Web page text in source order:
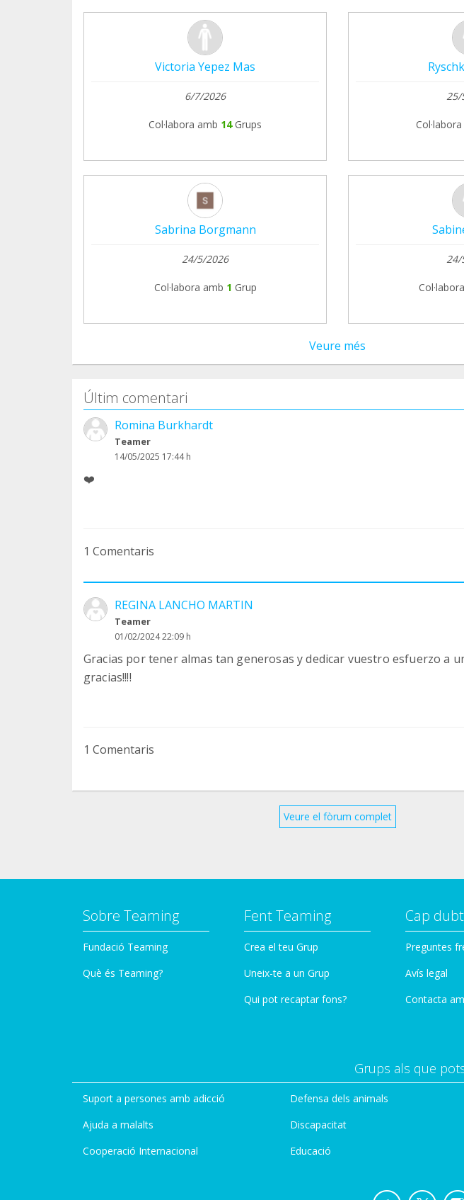
Victoria Yepez Mas
6/7/2026
Col·labora amb 14 Grups
25/
Sabrina Borgmann
24/5/2026
Col·labora amb 1 Grup
24/
Veure més
Últim comentari
Romina Burkhardt
Teamer
14/05/2025 17:44 h
❤️
1 Comentaris
REGINA LANCHO MARTIN
Teamer
01/02/2024 22:09 h
Gracias por tener almas tan generosas y dedicar vuestro esfuerzo a
gracias!!!!
1 Comentaris
Veure el fòrum complet
Sobre Teaming
Fundació Teaming
Què és Teaming?
Fent Teaming
Crea el teu Grup
Uneix-te a un Grup
Qui pot recaptar fons?
Cap
Preguntes
Avís legal
Contacta
Grups als que
Suport a persones amb adicció
Ajuda a malalts
Cooperació Internacional
Defensa dels animals
Discapacitat
Educació